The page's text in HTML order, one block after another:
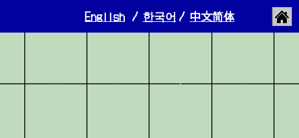
English / /
한국어 ​中文简体